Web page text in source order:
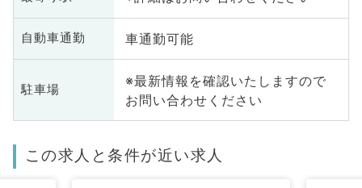
自動車通勤 車通勤可能
駐車場
※最新情報を確認いたしますので
お問い合わせください
この求人と条件が近い求人